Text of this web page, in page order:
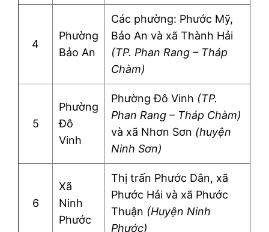
4
Phường
Bảo An
Các phường: Phước Mỹ,
Bảo An và xã Thành Hải
(TP. Phan Rang – Tháp
Chàm)
5
Phường
Đô
Vinh
Phường Đô Vinh (TP.
Phan Rang – Tháp Chàm)
và xã Nhơn Sơn (huyện
Ninh Sơn)
6
Xã
Ninh
Phước
Thị trấn Phước Dân, xã
Phước Hải và xã Phước
Thuận (Huyện Ninh
Phước)